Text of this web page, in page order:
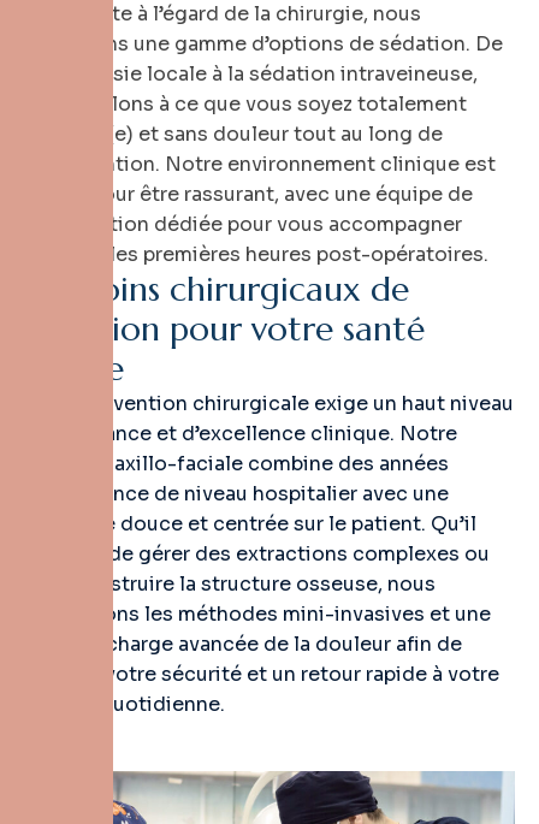
importante à l’égard de la chirurgie, nous
proposons une gamme d’options de sédation. De
l’anesthésie locale à la sédation intraveineuse,
nous veillons à ce que vous soyez totalement
détendu(e) et sans douleur tout au long de
l’intervention. Notre environnement clinique est
conçu pour être rassurant, avec une équipe de
récupération dédiée pour vous accompagner
pendant les premières heures post-opératoires.
oins chirurgicaux de
ion pour votre santé
e
Une intervention chirurgicale exige un haut niveau
de confiance et d’excellence clinique. Notre
équipe maxillo-faciale combine des années
d’expérience de niveau hospitalier avec une
approche douce et centrée sur le patient. Qu’il
s’agisse de gérer des extractions complexes ou
de reconstruire la structure osseuse, nous
privilégions les méthodes mini-invasives et une
prise en charge avancée de la douleur afin de
garantir votre sécurité et un retour rapide à votre
routine quotidienne.